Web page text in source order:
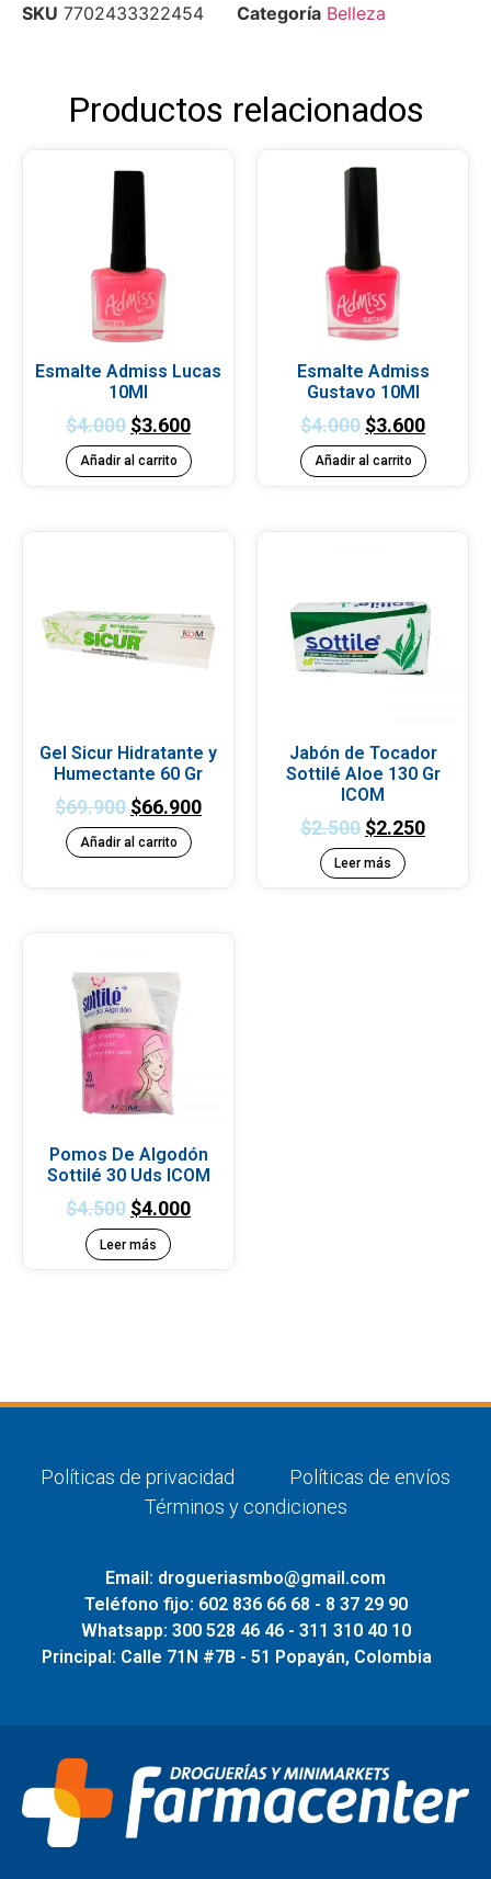
SKU 7702433322454 Categoría Belleza
Productos relacionados
Esmalte Admiss Lucas
10Ml
$4.000 $3.600
Añadir al carrito
Esmalte Admiss
Gustavo 10Ml
$4.000 $3.600
Añadir al carrito
Gel Sicur Hidratante y
Humectante 60 Gr
$69.900 $66.900
Añadir al carrito
Jabón de Tocador
Sottilé Aloe 130 Gr
ICOM
$2.500 $2.250
Leer más
Pomos De Algodón
Sottilé 30 Uds ICOM
$4.500 $4.000
Leer más
Políticas de privacidad
Políticas de envíos
Términos y condiciones
Email: drogueriasmbo@gmail.com
Teléfono fijo: 602 836 66 68 - 8 37 29 90
Whatsapp: 300 528 46 46 - 311 310 40 10
Principal: Calle 71N #7B - 51 Popayán, Colombia